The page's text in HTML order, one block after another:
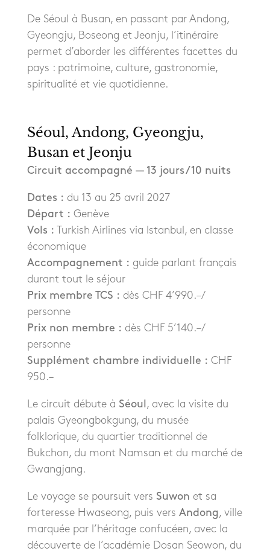
De Séoul à Busan, en passant par Andong,
Gyeongju, Boseong et Jeonju, l’itinéraire
permet d’aborder les différentes facettes du
pays : patrimoine, culture, gastronomie,
spiritualité et vie quotidienne.
Séoul, Andong, Gyeongju,
Busan et Jeonju
Circuit accompagné — 13 jours / 10 nuits
Dates : du 13 au 25 avril 2027
Départ : Genève
Vols : Turkish Airlines via Istanbul, en classe
économique
Accompagnement : guide parlant français
durant tout le séjour
Prix membre TCS : dès CHF 4’990.– /
personne
Prix non membre : dès CHF 5’140.– /
personne
Supplément chambre individuelle : CHF
950.–
Le circuit débute à Séoul , avec la visite du
palais Gyeongbokgung, du musée
folklorique, du quartier traditionnel de
Bukchon, du mont Namsan et du marché de
Gwangjang.
Le voyage se poursuit vers Suwon et sa
forteresse Hwaseong, puis vers Andong, ville
marquée par l’héritage confucéen, avec la
découverte de l’académie Dosan Seowon, du